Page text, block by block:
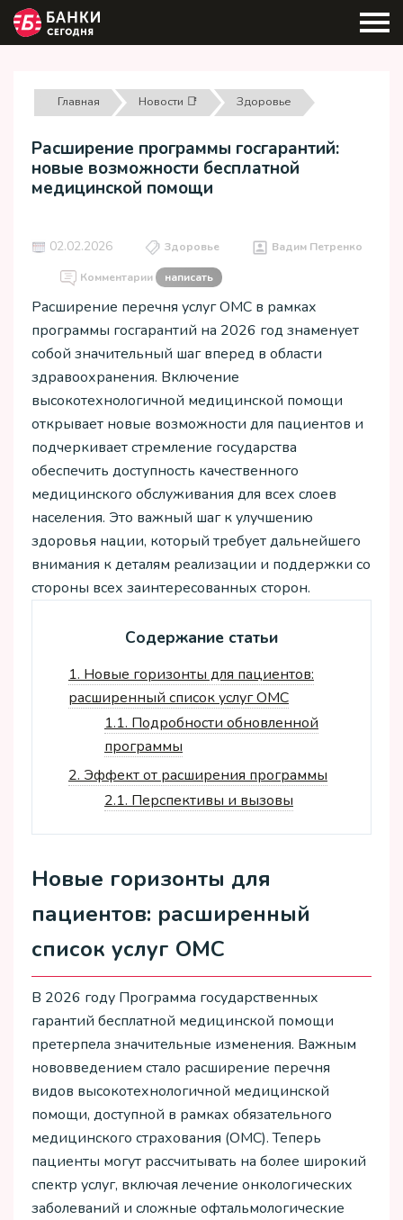
Главная Новости 📑 Здоровье
Расширение программы госгарантий:
новые возможности бесплатной
медицинской помощи
02.02.2026 Здоровье Вадим Петренко
Комментарии написать
Расширение перечня услуг ОМС в рамках
программы госгарантий на 2026 год знаменует
собой значительный шаг вперед в области
здравоохранения. Включение
высокотехнологичной медицинской помощи
открывает новые возможности для пациентов и
подчеркивает стремление государства
обеспечить доступность качественного
медицинского обслуживания для всех слоев
населения. Это важный шаг к улучшению
здоровья нации, который требует дальнейшего
внимания к деталям реализации и поддержки со
стороны всех заинтересованных сторон.
Содержание статьи
1. Новые горизонты для пациентов:
расширенный список услуг ОМС
1.1. Подробности обновленной
программы
2. Эффект от расширения программы
2.1. Перспективы и вызовы
Новые горизонты для
пациентов: расширенный
список услуг ОМС
В 2026 году Программа государственных
гарантий бесплатной медицинской помощи
претерпела значительные изменения. Важным
нововведением стало расширение перечня
видов высокотехнологичной медицинской
помощи, доступной в рамках обязательного
медицинского страхования (ОМС). Теперь
пациенты могут рассчитывать на более широкий
спектр услуг, включая лечение онкологических
заболеваний и сложные офтальмологические